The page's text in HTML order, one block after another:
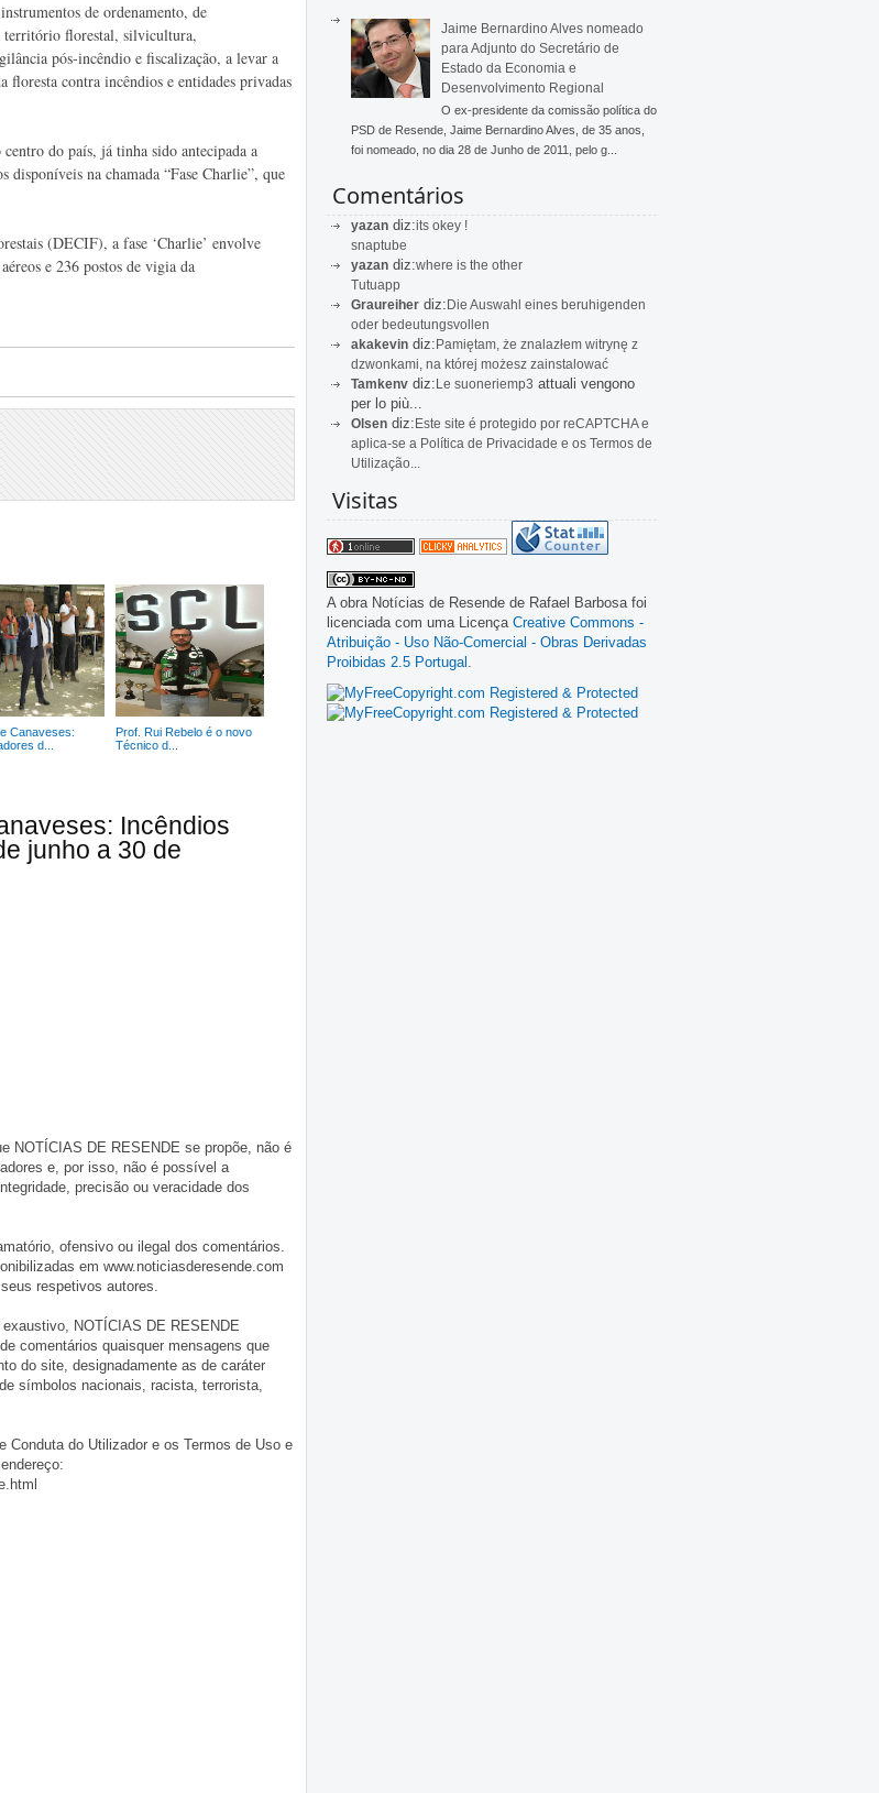
de ordenamento, de
território florestal, silvicultura,
pós-incêndio e fiscalização, a levar a
floresta contra incêndios e entidades privadas
do país, já tinha sido antecipada a
disponíveis na chamada “Fase Charlie”, que
(DECIF), a fase ‘Charlie’ envolve
e 236 postos de vigia da
Canaveses:
d...
Prof. Rui Rebelo é o novo
Técnico d...
Incêndios
junho a 30 de
NOTÍCIAS DE RESENDE se propõe, não é
e, por isso, não é possível a
precisão ou veracidade dos
ofensivo ou ilegal dos comentários.
em www.noticiasderesende.com
respetivos autores.
NOTÍCIAS DE RESENDE
comentários quaisquer mensagens que
do site, designadamente as de caráter
símbolos nacionais, racista, terrorista,
Conduta do Utilizador e os Termos de Uso e
Jaime Bernardino Alves nomeado
para Adjunto do Secretário de
Estado da Economia e
Desenvolvimento Regional
O ex-presidente da comissão política do
PSD de Resende, Jaime Bernardino Alves, de 35 anos,
foi nomeado, no dia 28 de Junho de 2011, pelo g...
Comentários
yazan diz:its okey !
snaptube
yazan diz:where is the other
Tutuapp
Graureiher diz:Die Auswahl eines beruhigenden
oder bedeutungsvollen
akakevin diz:Pamiętam, że znalazłem witrynę z
dzwonkami, na której możesz zainstalować
Tamkenv diz:Le suoneriemp3 attuali vengono
per lo più...
Olsen diz:Este site é protegido por reCAPTCHA e
aplica-se a Política de Privacidade e os Termos de
Utilização...
Visitas
A obra Notícias de Resende de Rafael Barbosa foi
licenciada com uma Licença Creative Commons -
Atribuição - Uso Não-Comercial - Obras Derivadas
Proibidas 2.5 Portugal